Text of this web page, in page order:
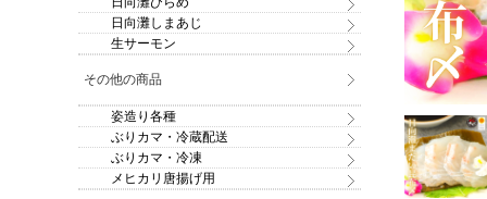
日向灘しまあじ
生サーモン
その他の商品
姿造り各種
ぶりカマ・冷蔵配送
ぶりカマ・冷凍
メヒカリ唐揚げ用